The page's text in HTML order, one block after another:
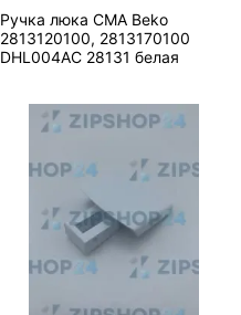
Ручка люка СМА Beko
2813120100, 2813170100
DHL004AC 28131 белая
В корзину
1 шт
Вид запчасти—
Ручка